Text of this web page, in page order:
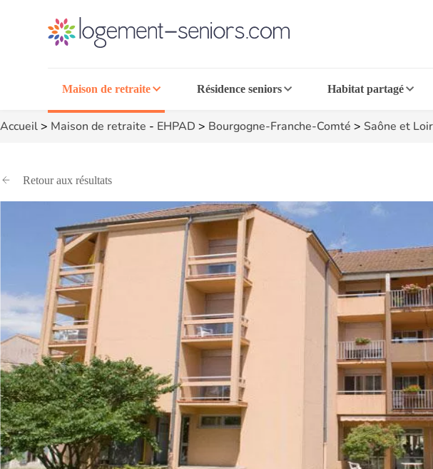
Maison de retraite Résidence seniors Habitat partagé
Accueil> Maison de retraite - EHPAD > Bourgogne-Franche-Comté > Saône et
Retour aux résultats